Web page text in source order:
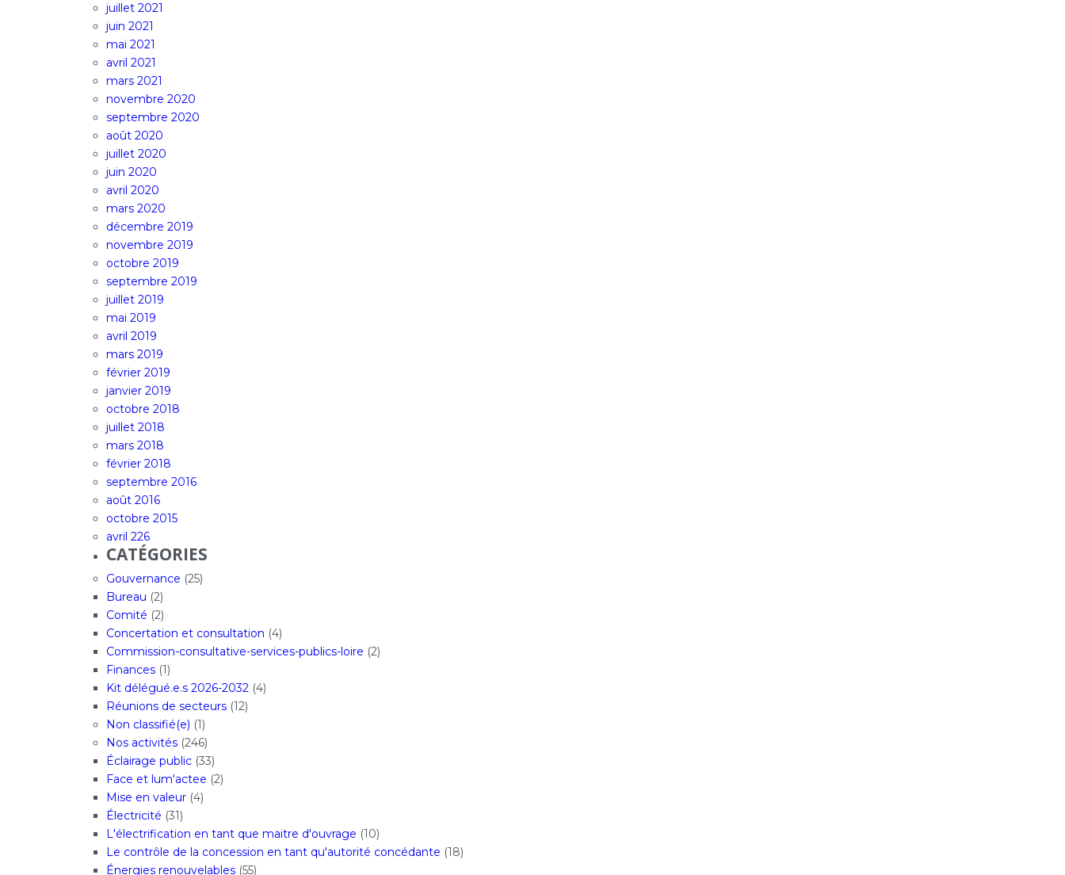
juillet 2021
juin 2021
mai 2021
avril 2021
mars 2021
novembre 2020
septembre 2020
août 2020
juillet 2020
juin 2020
avril 2020
mars 2020
décembre 2019
novembre 2019
octobre 2019
septembre 2019
juillet 2019
mai 2019
avril 2019
mars 2019
février 2019
janvier 2019
octobre 2018
juillet 2018
mars 2018
février 2018
septembre 2016
août 2016
octobre 2015
avril 226
CATÉGORIES
Gouvernance (25)
Bureau (2)
Comité (2)
Concertation et consultation (4)
Commission-consultative-services-publics-loire (2)
Finances (1)
Kit délégué.e.s 2026-2032 (4)
Réunions de secteurs (12)
Non classifié(e) (1)
Nos activités (246)
Éclairage public (33)
Face et lum'actee (2)
Mise en valeur (4)
Électricité (31)
L'électrification en tant que maitre d'ouvrage (10)
Le contrôle de la concession en tant qu'autorité concédante (18)
Énergies renouvelables (55)